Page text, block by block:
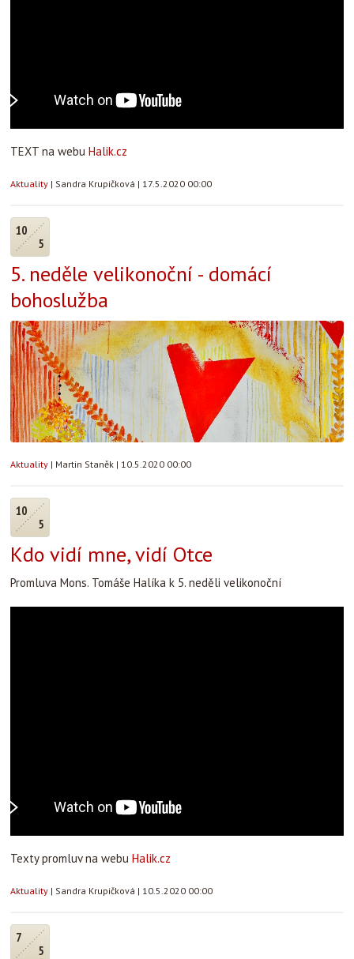
TEXT na webu Halik.cz
Aktuality | Sandra Krupičková | 17.5.2020 00:00
10
5
5. neděle velikonoční - domácí
bohoslužba
Aktuality | Martin Staněk | 10.5.2020 00:00
10
5
Kdo vidí mne, vidí Otce
Promluva Mons. Tomáše Halíka k 5. neděli velikonoční
Texty promluv na webu Halik.cz
Aktuality | Sandra Krupičková | 10.5.2020 00:00
7
5